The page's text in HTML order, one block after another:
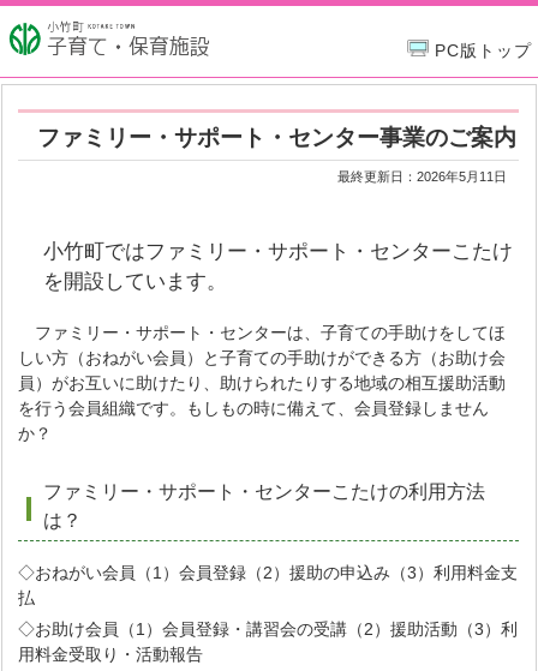
PC版トップ
ファミリー・サポート・センター事業のご案内
最終更新日：2026年5月11日
小竹町ではファミリー・サポート・センターこたけ
を開設しています。
ファミリー・サポート・センターは、子育ての手助けをしてほ
しい方（おねがい会員）と子育ての手助けができる方（お助け会
員）がお互いに助けたり、助けられたりする地域の相互援助活動
を行う会員組織です。もしもの時に備えて、会員登録しません
か？
ファミリー・サポート・センターこたけの利用方法
は？
◇おねがい会員（1）会員登録（2）援助の申込み（3）利用料金支
払
◇お助け会員（1）会員登録・講習会の受講（2）援助活動（3）利
用料金受取り・活動報告